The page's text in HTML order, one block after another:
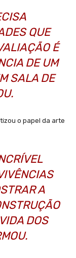
QUE
É
DE UM
SALA DE
o papel da arte
A
DOS